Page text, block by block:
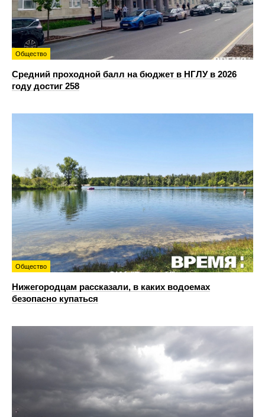
Общество
Средний проходной балл на бюджет в НГЛУ в 2026
году достиг 258
Общество
Нижегородцам рассказали, в каких водоемах
безопасно купаться